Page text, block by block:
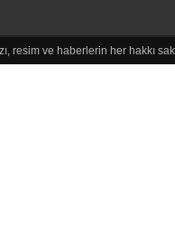
resim ve haberlerin her hakkı